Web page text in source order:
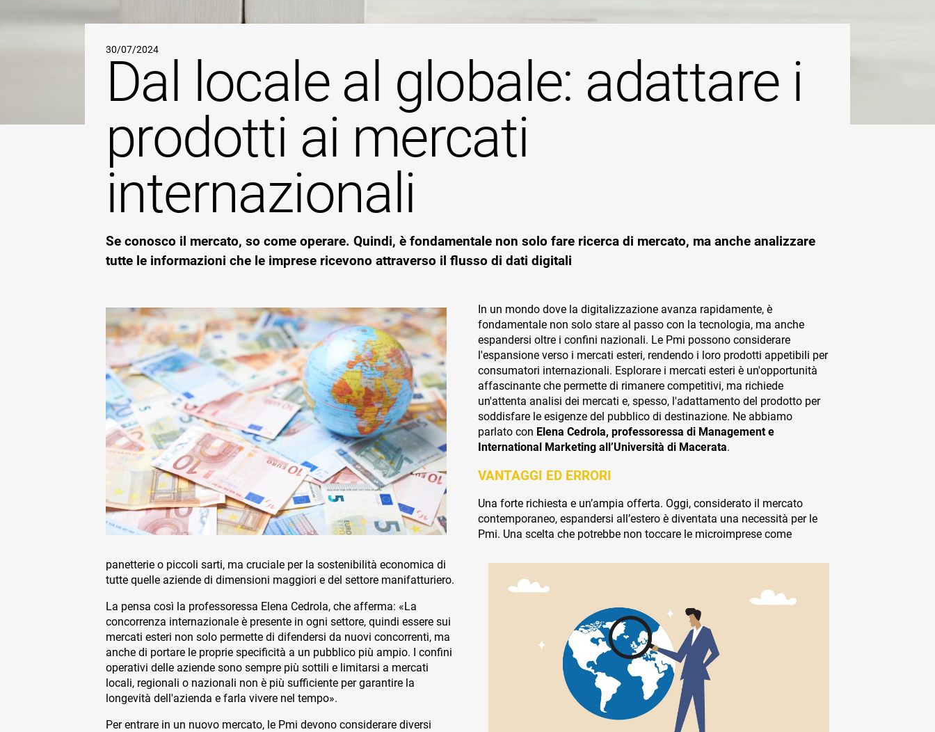
30/07/2024
Dal locale al globale: adattare i
prodotti ai mercati
internazionali
Se conosco il mercato, so come operare. Quindi, è fondamentale non solo fare ricerca di mercato, ma anche analizzare
tutte le informazioni che le imprese ricevono attraverso il flusso di dati digitali
In un mondo dove la digitalizzazione avanza rapidamente, è
fondamentale non solo stare al passo con la tecnologia, ma anche
espandersi oltre i confini nazionali. Le Pmi possono considerare
l'espansione verso i mercati esteri, rendendo i loro prodotti appetibili per
consumatori internazionali. Esplorare i mercati esteri è un'opportunità
affascinante che permette di rimanere competitivi, ma richiede
un'attenta analisi dei mercati e, spesso, l'adattamento del prodotto per
soddisfare le esigenze del pubblico di destinazione. Ne abbiamo
parlato con Elena Cedrola, professoressa di Management e
International Marketing all’Università di Macerata.
VANTAGGI ED ERRORI
Una forte richiesta e un’ampia offerta. Oggi, considerato il mercato
contemporaneo, espandersi all’estero è diventata una necessità per le
Pmi. Una scelta che potrebbe non toccare le microimprese come
panetterie o piccoli sarti, ma cruciale per la sostenibilità economica di
tutte quelle aziende di dimensioni maggiori e del settore manifatturiero.
La pensa così la professoressa Elena Cedrola, che afferma: «La
concorrenza internazionale è presente in ogni settore, quindi essere sui
mercati esteri non solo permette di difendersi da nuovi concorrenti, ma
anche di portare le proprie specificità a un pubblico più ampio. I confini
operativi delle aziende sono sempre più sottili e limitarsi a mercati
locali, regionali o nazionali non è più sufficiente per garantire la
longevità dell'azienda e farla vivere nel tempo».
Per entrare in un nuovo mercato, le Pmi devono considerare diversi